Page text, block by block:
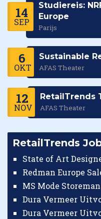
14
SEP
Studiereis:
Europe
Parijs
6
OKT
Sustainable
AFAS Theater
12
NOV
RetailTrends
AFAS Theater
RetailTrends
State of Art
Redman Europe
MS Mode
Dura Vermeer
Dura Vermeer